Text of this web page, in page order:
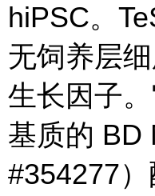
hiPSC。
无饲养层
生长因子
基质的 BD
#354277